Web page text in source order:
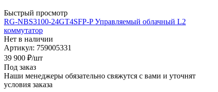
Быстрый просмотр
RG-NBS3100-24GT4SFP-P Управляемый облачный L2
коммутатор
Нет в наличии
Артикул: 759005331
39 900 ₽/шт
Под заказ
Наши менеджеры обязательно свяжутся с вами и уточнят
условия заказа